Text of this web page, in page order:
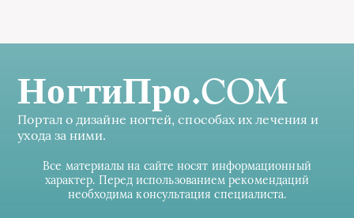
НогтиПро.COM
Портал о дизайне ногтей, способах их лечения и
ухода за ними.
Все материалы на сайте носят информационный
характер. Перед использованием рекомендаций
необходима консультация специалиста.